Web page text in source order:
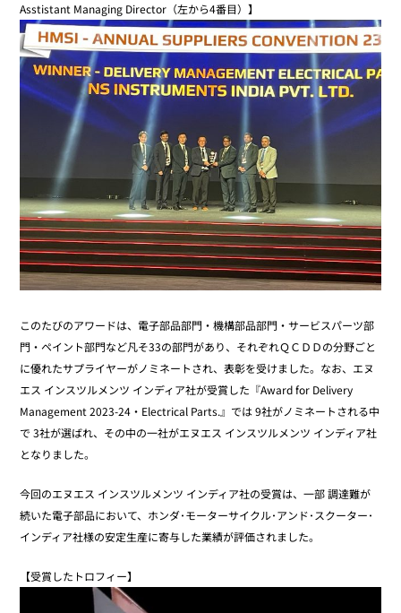
Asstistant Managing Director（左から4番目）】
このたびのアワードは、電子部品部門・機構部品部門・サービスパーツ部
門・ペイント部門など凡そ33の部門があり、それぞれＱＣＤＤの分野ごと
に優れたサプライヤーがノミネートされ、表彰を受けました。なお、エヌ
エス インスツルメンツ インディア社が受賞した『Award for Delivery
Management 2023-24・Electrical Parts.』では 9社がノミネートされる中
で 3社が選ばれ、その中の一社がエヌエス インスツルメンツ インディア社
となりました。
今回のエヌエス インスツルメンツ インディア社の受賞は、一部 調達難が
続いた電子部品において、ホンダ･モーターサイクル･アンド･スクーター･
インディア社様の安定生産に寄与した業績が評価されました。
【受賞したトロフィー】